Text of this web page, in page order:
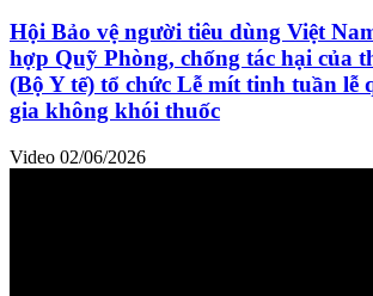
Hội Bảo vệ người tiêu dùng Việt
hợp Quỹ Phòng, chống tác hại của
(Bộ Y tế) tổ chức Lễ mít tinh tuần lễ
gia không khói thuốc
Video 02/06/2026